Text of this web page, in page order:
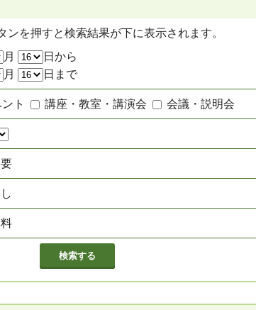
を押すと検索結果が下に表示されます。
月
日から
月 日まで
ト 講座・教室・講演会 会議・説明会